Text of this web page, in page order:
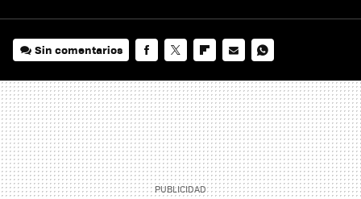
Sin comentarios
MAIL